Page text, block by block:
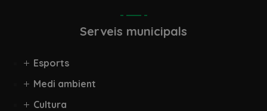
Serveis municipals
Esports
Medi ambient
Cultura